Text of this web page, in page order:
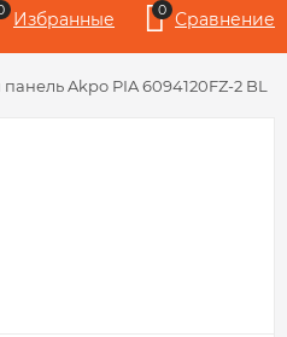
Избранные 0 Сравнение
Akpo PIA 6094120FZ-2 BL